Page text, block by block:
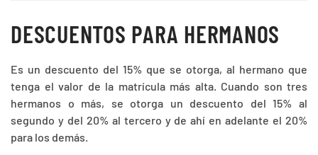
DESCUENTOS PARA HERMANOS
Es un descuento del 15% que se otorga, al hermano que
tenga el valor de la matrícula más alta. Cuando son tres
hermanos o más, se otorga un descuento del 15% al
segundo y del 20% al tercero y de ahí en adelante el 20%
para los demás.